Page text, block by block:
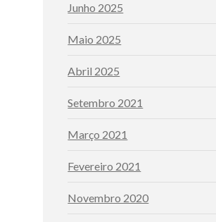
Junho 2025
Maio 2025
Abril 2025
Setembro 2021
Março 2021
Fevereiro 2021
Novembro 2020